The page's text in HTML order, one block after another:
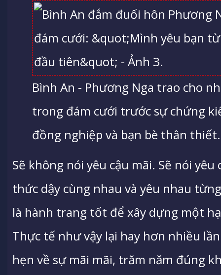
Bình An - Phương Nga trao cho
trong đám cưới trước sự chứng
đồng nghiệp và bạn bè thân
Sẽ không nói yêu cậu mãi. Sẽ nói
thức dậy cùng nhau và yêu nhau
là hành trang tốt để xây dựng một
Thực tế như vậy lại hay hơn nhiều
hẹn về sự mãi mãi, trăm năm đúng